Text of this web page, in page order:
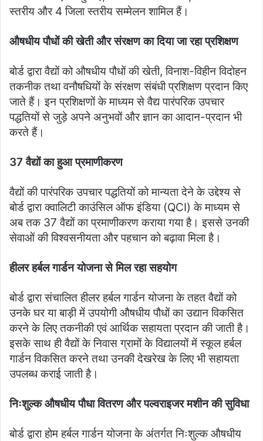
स्तरीय और 4 जिला स्तरीय सम्मेलन शामिल हैं।
औषधीय पौधों की खेती और संरक्षण का दिया जा रहा प्रशिक्षण
बोर्ड द्वारा वैद्यों को औषधीय पौधों की खेती, विनाश-विहीन विदोहन
तकनीक तथा वनौषधियों के संरक्षण संबंधी प्रशिक्षण प्रदान किए
जाते हैं। इन प्रशिक्षणों के माध्यम से वैद्य पारंपरिक उपचार
पद्धतियों से जुड़े अपने अनुभवों और ज्ञान का आदान-प्रदान भी
करते हैं।
37 वैद्यों का हुआ प्रमाणीकरण
वैद्यों की पारंपरिक उपचार पद्धतियों को मान्यता देने के उद्देश्य से
बोर्ड द्वारा क्वालिटी काउंसिल ऑफ इंडिया (QCI) के माध्यम से
अब तक 37 वैद्यों का प्रमाणीकरण कराया गया है। इससे उनकी
सेवाओं की विश्वसनीयता और पहचान को बढ़ावा मिला है।
हीलर हर्बल गार्डन योजना से मिल रहा सहयोग
बोर्ड द्वारा संचालित हीलर हर्बल गार्डन योजना के तहत वैद्यों को
उनके घर या बाड़ी में उपयोगी औषधीय पौधों का उद्यान विकसित
करने के लिए तकनीकी एवं आर्थिक सहायता प्रदान की जाती है।
इसके साथ ही वैद्यों के निवास ग्रामों के विद्यालयों में स्कूल हर्बल
गार्डन विकसित करने तथा उनकी देखरेख के लिए भी सहायता
उपलब्ध कराई जाती है।
निःशुल्क औषधीय पौधा वितरण और पल्वराइजर मशीन की सुविधा
बोर्ड द्वारा होम हर्बल गार्डन योजना के अंतर्गत निःशुल्क औषधीय